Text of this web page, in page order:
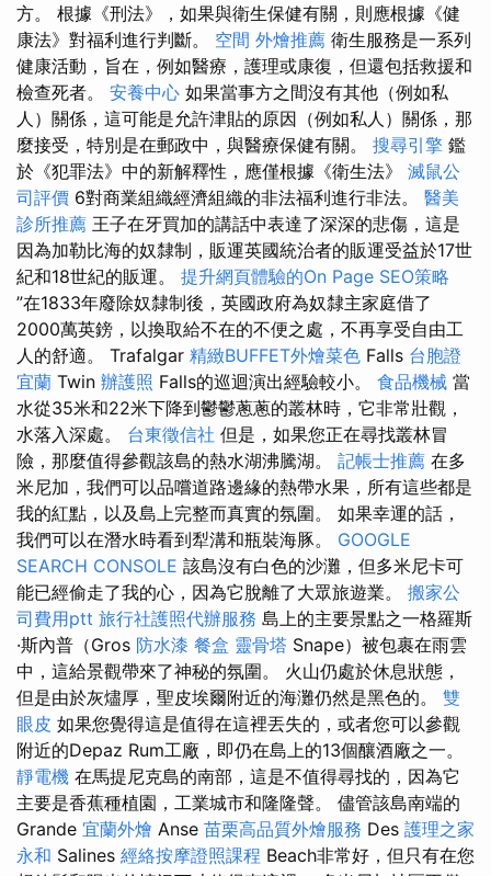
方。 根據《刑法》，如果與衛生保健有關，則應根據《健
康法》對福利進行判斷。 空間 外燴推薦 衛生服務是一系列
健康活動，旨在，例如醫療，護理或康復，但還包括救援和
檢查死者。 安養中心 如果當事方之間沒有其他（例如私
人）關係，這可能是允許津貼的原因（例如私人）關係，那
麼接受，特別是在郵政中，與醫療保健有關。 搜尋引擎 鑑
於《犯罪法》中的新解釋性，應僅根據《衛生法》 滅鼠公
司評價 6對商業組織經濟組織的非法福利進行非法。 醫美
診所推薦 王子在牙買加的講話中表達了深深的悲傷，這是
因為加勒比海的奴隸制，販運英國統治者的販運受益於17世
紀和18世紀的販運。 提升網頁體驗的On Page SEO策略
”在1833年廢除奴隸制後，英國政府為奴隸主家庭借了
2000萬英鎊，以換取給不在的不便之處，不再享受自由工
人的舒適。 Trafalgar 精緻BUFFET外燴菜色 Falls 台胞證
宜蘭 Twin 辦護照 Falls的巡迴演出經驗較小。 食品機械 當
水從35米和22米下降到鬱鬱蔥蔥的叢林時，它非常壯觀，
水落入深處。 台東徵信社 但是，如果您正在尋找叢林冒
險，那麼值得參觀該島的熱水湖沸騰湖。 記帳士推薦 在多
米尼加，我們可以品嚐道路邊緣的熱帶水果，所有這些都是
我的紅點，以及島上完整而真實的氛圍。 如果幸運的話，
我們可以在潛水時看到犁溝和瓶裝海豚。 GOOGLE
SEARCH CONSOLE 該島沒有白色的沙灘，但多米尼卡可
能已經偷走了我的心，因為它脫離了大眾旅遊業。 搬家公
司費用ptt 旅行社護照代辦服務 島上的主要景點之一格羅斯
·斯內普（Gros 防水漆 餐盒 靈骨塔 Snape）被包裹在雨雲
中，這給景觀帶來了神秘的氛圍。 火山仍處於休息狀態，
但是由於灰燼厚，聖皮埃爾附近的海灘仍然是黑色的。 雙
眼皮 如果您覺得這是值得在這裡丟失的，或者您可以參觀
附近的Depaz Rum工廠，即仍在島上的13個釀酒廠之一。
靜電機 在馬提尼克島的南部，這是不值得尋找的，因為它
主要是香蕉種植園，工業城市和隆隆聲。 儘管該島南端的
Grande 宜蘭外燴 Anse 苗栗高品質外燴服務 Des 護理之家
永和 Salines 經絡按摩證照課程 Beach非常好，但只有在您